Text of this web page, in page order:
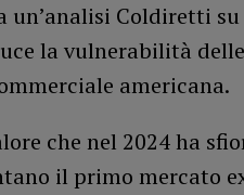
un’analisi Coldiretti
la vulnerabilità
americana.
che nel 2024 ha
il primo mercato